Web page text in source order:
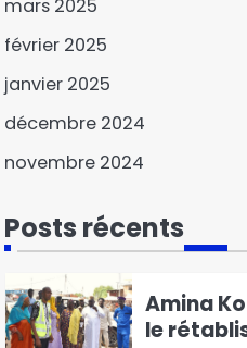
mars 2025
février 2025
janvier 2025
décembre 2024
novembre 2024
Posts récents
5
6
1
de la
générale
Amina
le